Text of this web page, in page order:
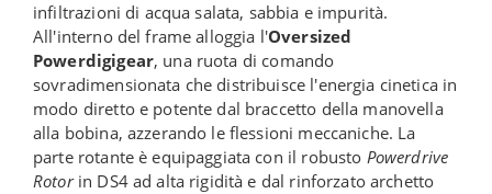
infiltrazioni di acqua salata, sabbia e impurità.
All'interno del frame alloggia l'Oversized
Powerdigigear, una ruota di comando
sovradimensionata che distribuisce l'energia cinetica in
modo diretto e potente dal braccetto della manovella
alla bobina, azzerando le flessioni meccaniche. La
parte rotante è equipaggiata con il robusto Powerdrive
Rotorin DS4 ad alta rigidità e dal rinforzato archetto